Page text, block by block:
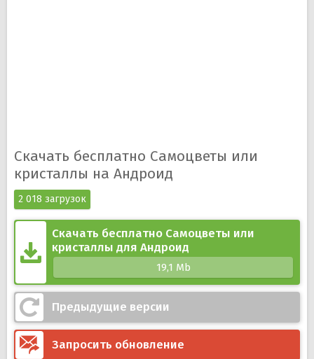
Скачать бесплатно Самоцветы или
кристаллы на Андроид
2 018 загрузок
Скачать бесплатно Самоцветы или
кристаллы для Андроид
19,1 Mb
Предыдущие версии
Запросить обновление